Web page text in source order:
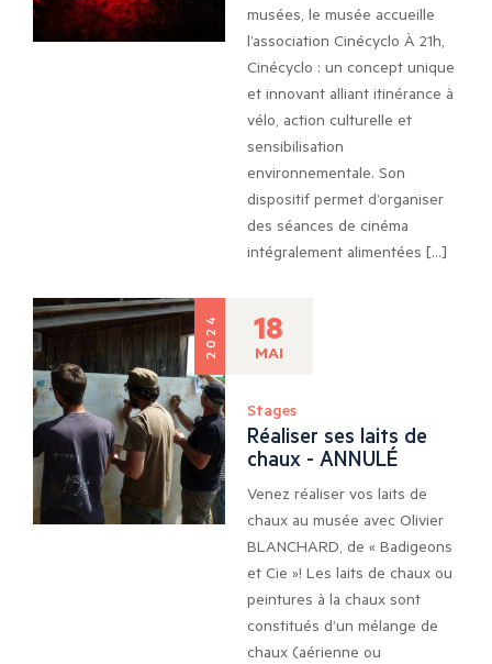
musées, le musée accueille
l’association Cinécyclo À 21h,
Cinécyclo : un concept unique
et innovant alliant itinérance à
vélo, action culturelle et
sensibilisation
environnementale. Son
dispositif permet d’organiser
des séances de cinéma
intégralement alimentées […]
2024 18
MAI
Stages
Réaliser ses laits de
chaux - ANNULÉ
Venez réaliser vos laits de
chaux au musée avec Olivier
BLANCHARD, de « Badigeons
et Cie »! Les laits de chaux ou
peintures à la chaux sont
constitués d’un mélange de
chaux (aérienne ou